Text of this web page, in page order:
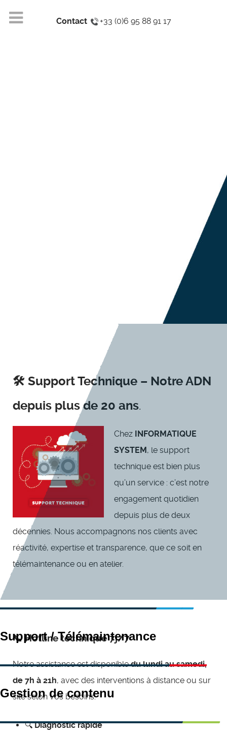
Contact +33 (0)6 95 88 91 17
Support / Télémaintenance
Gestion de contenu
🛠️ Support Technique – Notre ADN
depuis plus de 20 ans.
Chez INFORMATIQUE
SYSTEM, le support
technique est bien plus
qu’un service : c’est notre
engagement quotidien
depuis plus de deux
décennies. Nous accompagnons nos clients avec
réactivité, expertise et transparence, que ce soit en
télémaintenance ou en atelier.
📞 Hotline technique 7j/7
Notre assistance est disponibledu lundi au samedi,
de 7h à 21h, avec des interventions à distance ou sur
site selon vos besoins.
🔍Diagnostic rapide